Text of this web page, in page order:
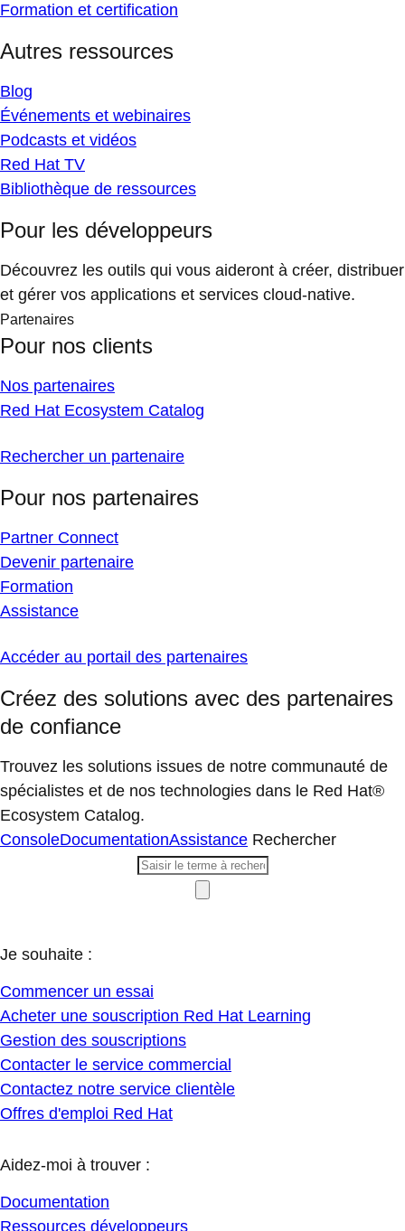
Formation et certification
Autres ressources
Blog
Événements et webinaires
Podcasts et vidéos
Red Hat TV
Bibliothèque de ressources
Pour les développeurs
Découvrez les outils qui vous aideront à créer, distribuer
et gérer vos applications et services cloud-native.
Partenaires
Pour nos clients
Nos partenaires
Red Hat Ecosystem Catalog
Rechercher un partenaire
Pour nos partenaires
Partner Connect
Devenir partenaire
Formation
Assistance
Accéder au portail des partenaires
Créez des solutions avec des partenaires
de confiance
Trouvez les solutions issues de notre communauté de
spécialistes et de nos technologies dans le Red Hat®
Ecosystem Catalog.
ConsoleDocumentationAssistance Rechercher
Je souhaite :
Commencer un essai
Acheter une souscription Red Hat Learning
Gestion des souscriptions
Contacter le service commercial
Contactez notre service clientèle
Offres d'emploi Red Hat
Aidez-moi à trouver :
Documentation
Ressources développeurs